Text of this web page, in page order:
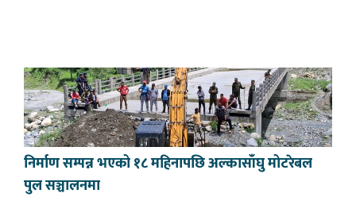
निर्माण सम्पन्न भएको १८ महिनापछि अल्कासाँघु मोटरेबल
पुल सञ्चालनमा